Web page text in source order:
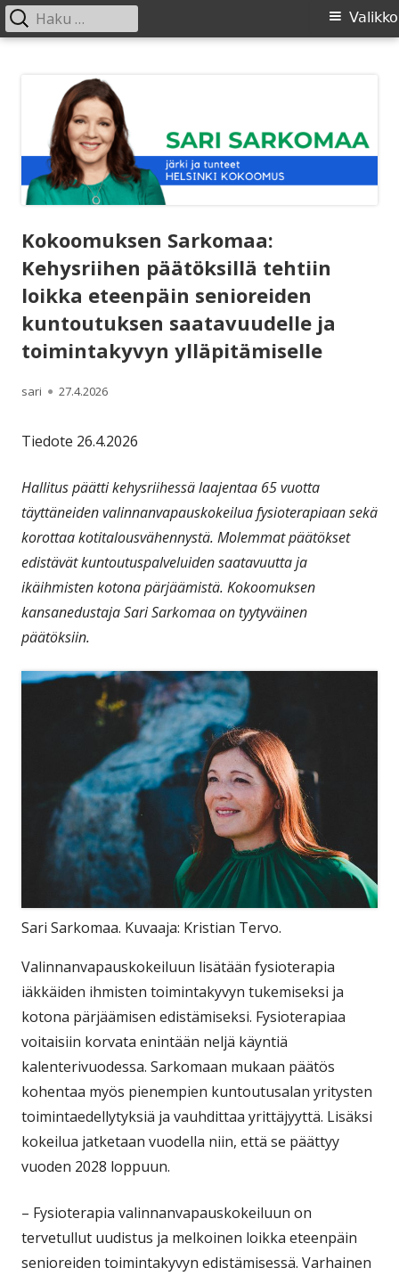
Ensisijainen
Valikko
Haku:
Kokoomuksen Sarkomaa:
Kehysriihen päätöksillä tehtiin
loikka eteenpäin senioreiden
kuntoutuksen saatavuudelle ja
toimintakyvyn ylläpitämiselle
Kirjoittaja
sari Julkaistu
27.4.2026
Tiedote 26.4.2026
Hallitus päätti kehysriihessä laajentaa 65 vuotta
täyttäneiden valinnanvapauskokeilua fysioterapiaan sekä
korottaa kotitalousvähennystä. Molemmat päätökset
edistävät kuntoutuspalveluiden saatavuutta ja
ikäihmisten kotona pärjäämistä. Kokoomuksen
kansanedustaja Sari Sarkomaa on tyytyväinen
päätöksiin.
Sari Sarkomaa. Kuvaaja: Kristian Tervo.
Valinnanvapauskokeiluun lisätään fysioterapia
iäkkäiden ihmisten toimintakyvyn tukemiseksi ja
kotona pärjäämisen edistämiseksi. Fysioterapiaa
voitaisiin korvata enintään neljä käyntiä
kalenterivuodessa. Sarkomaan mukaan päätös
kohentaa myös pienempien kuntoutusalan yritysten
toimintaedellytyksiä ja vauhdittaa yrittäjyyttä. Lisäksi
kokeilua jatketaan vuodella niin, että se päättyy
vuoden 2028 loppuun.
– Fysioterapia valinnanvapauskokeiluun on
tervetullut uudistus ja melkoinen loikka eteenpäin
senioreiden toimintakyvyn edistämisessä. Varhainen